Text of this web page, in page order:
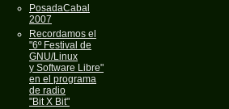
PosadaCabal
2007
Recordamos el
"6º Festival de
GNU/Linux
y Software Libre"
en el programa
de radio
"Bit X Bit"